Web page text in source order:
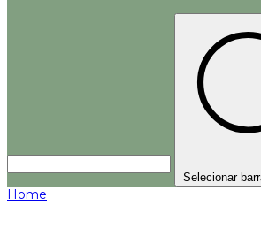
Selecionar
Home